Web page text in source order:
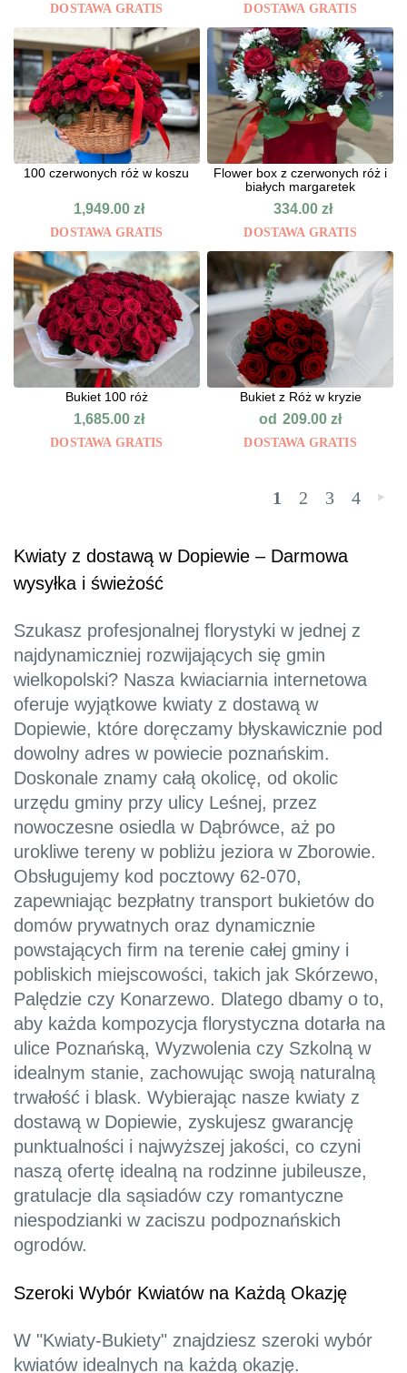
DOSTAWA GRATIS DOSTAWA GRATIS
100 czerwonych róż w koszu
1,949.00zł
DOSTAWA GRATIS
Flower box z czerwonych róż i
białych margaretek
334.00zł
DOSTAWA GRATIS
Bukiet 100 róż
1,685.00zł
DOSTAWA GRATIS
Bukiet z Róż w kryzie
od 209.00zł
DOSTAWA GRATIS
1 2 3 4 »
Kwiaty z dostawą w Dopiewie – Darmowa
wysyłka i świeżość
Szukasz profesjonalnej florystyki w jednej z
najdynamiczniej rozwijających się gmin
wielkopolski? Nasza kwiaciarnia internetowa
oferuje wyjątkowe kwiaty z dostawą w
Dopiewie, które doręczamy błyskawicznie pod
dowolny adres w powiecie poznańskim.
Doskonale znamy całą okolicę, od okolic
urzędu gminy przy ulicy Leśnej, przez
nowoczesne osiedla w Dąbrówce, aż po
urokliwe tereny w pobliżu jeziora w Zborowie.
Obsługujemy kod pocztowy 62-070,
zapewniając bezpłatny transport bukietów do
domów prywatnych oraz dynamicznie
powstających firm na terenie całej gminy i
pobliskich miejscowości, takich jak Skórzewo,
Palędzie czy Konarzewo. Dlatego dbamy o to,
aby każda kompozycja florystyczna dotarła na
ulice Poznańską, Wyzwolenia czy Szkolną w
idealnym stanie, zachowując swoją naturalną
trwałość i blask. Wybierając nasze kwiaty z
dostawą w Dopiewie, zyskujesz gwarancję
punktualności i najwyższej jakości, co czyni
naszą ofertę idealną na rodzinne jubileusze,
gratulacje dla sąsiadów czy romantyczne
niespodzianki w zaciszu podpoznańskich
ogrodów.
Szeroki Wybór Kwiatów na Każdą Okazję
W "Kwiaty-Bukiety" znajdziesz szeroki wybór
kwiatów idealnych na każdą okazję.